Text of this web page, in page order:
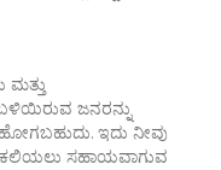
ಮತ್ತು
ಬಳಿಯಿರುವ ಜನರನ್ನು
ಹೋಗಬಹುದು. ಇದು ನೀವು
ಕಲಿಯಲು ಸಹಾಯವಾಗುವ